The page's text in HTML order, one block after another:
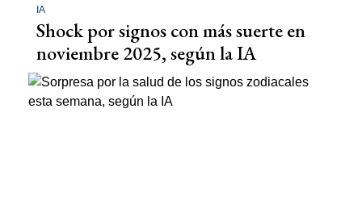
IA
Shock por signos con más suerte en
noviembre 2025, según la IA